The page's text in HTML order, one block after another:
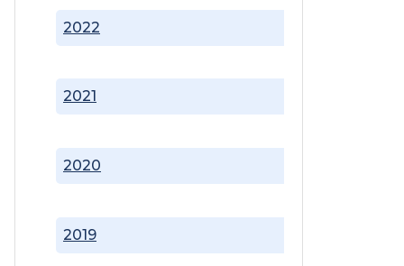
2019
2020
2021
2022